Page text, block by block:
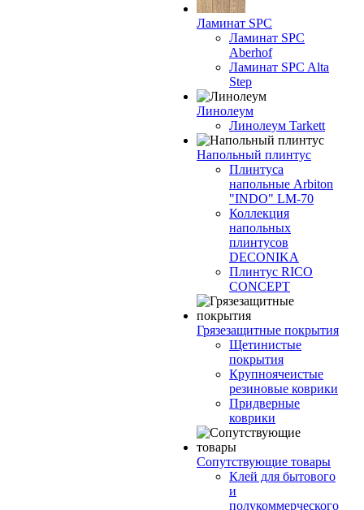
Ламинат SPC
Ламинат SPC
Aberhof
Ламинат SPC Alta
Step
Линолеум
Линолеум Tarkett
Напольный плинтус
Плинтуса
напольные Arbiton
"INDO" LM-70
Коллекция
напольных
плинтусов
DECONIKA
Плинтус RICO
CONCEPT
Грязезащитные покрытия
Щетинистые
покрытия
Крупноячеистые
резиновые коврики
Придверные
коврики
Сопутствующие товары
Клей для бытового
и
полукоммерческого